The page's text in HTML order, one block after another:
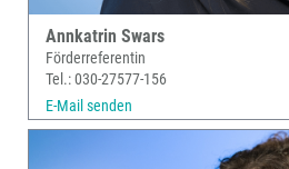
Annkatrin Swars
Förderreferentin
Tel.: 030-27577-156
E-Mail senden